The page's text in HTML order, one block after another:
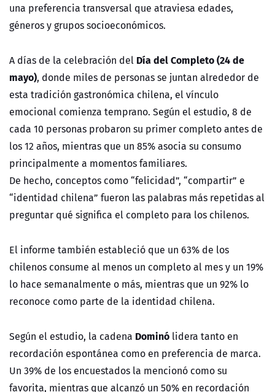
una preferencia transversal que atraviesa edades,
géneros y grupos socioeconómicos.
A días de la celebración del Día del Completo (24 de
mayo), donde miles de personas se juntan alrededor de
esta tradición gastronómica chilena, el vínculo
emocional comienza temprano. Según el estudio, 8 de
cada 10 personas probaron su primer completo antes de
los 12 años, mientras que un 85% asocia su consumo
principalmente a momentos familiares.
De hecho, conceptos como “felicidad”, “compartir” e
“identidad chilena” fueron las palabras más repetidas al
preguntar qué significa el completo para los chilenos.
El informe también estableció que un 63% de los
chilenos consume al menos un completo al mes y un 19%
lo hace semanalmente o más, mientras que un 92% lo
reconoce como parte de la identidad chilena.
Según el estudio, la cadena Dominó lidera tanto en
recordación espontánea como en preferencia de marca.
Un 39% de los encuestados la mencionó como su
favorita, mientras que alcanzó un 50% en recordación